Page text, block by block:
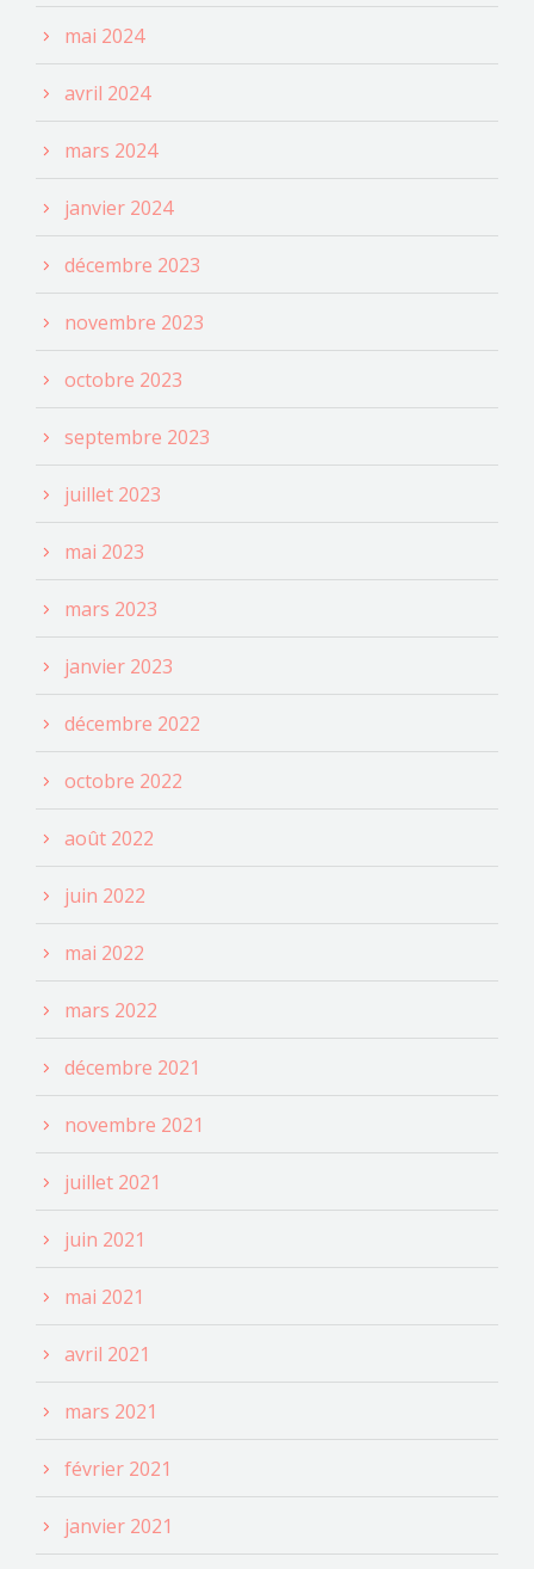
mai 2024
avril 2024
mars 2024
janvier 2024
décembre 2023
novembre 2023
octobre 2023
septembre 2023
juillet 2023
mai 2023
mars 2023
janvier 2023
décembre 2022
octobre 2022
août 2022
juin 2022
mai 2022
mars 2022
décembre 2021
novembre 2021
juillet 2021
juin 2021
mai 2021
avril 2021
mars 2021
février 2021
janvier 2021